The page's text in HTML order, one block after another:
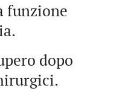
funzione
dopo